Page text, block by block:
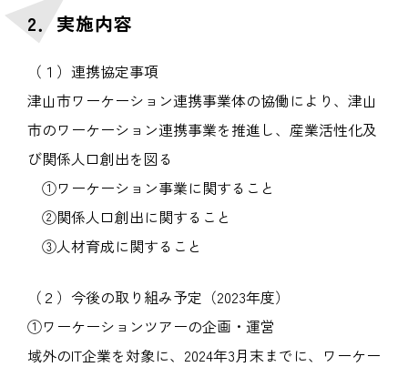
2．実施内容
（１）連携協定事項
津山市ワーケーション連携事業体の協働により、津山
市のワーケーション連携事業を推進し、産業活性化及
び関係人口創出を図る
①ワーケーション事業に関すること
②関係人口創出に関すること
③人材育成に関すること
（２）今後の取り組み予定（2023年度）
①ワーケーションツアーの企画・運営
域外のIT企業を対象に、2024年3月末までに、ワーケー